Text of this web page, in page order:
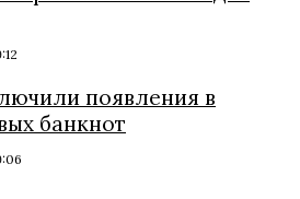
появления в
банкнот